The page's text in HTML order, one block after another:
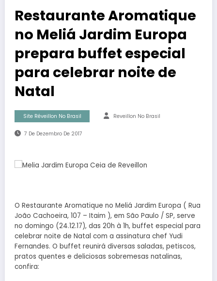
Restaurante Aromatique
no Meliá Jardim Europa
prepara buffet especial
para celebrar noite de
Natal
Site Réveillon No Brasil Reveillon No Brasil
7 De Dezembro De 2017
O Restaurante Aromatique no Meliá Jardim Europa ( Rua
João Cachoeira, 107 – Itaim ), em São Paulo / SP, serve
no domingo (24.12.17), das 20h à 1h, buffet especial para
celebrar noite de Natal com a assinatura chef Yudi
Fernandes. O buffet reunirá diversas saladas, petiscos,
pratos quentes e deliciosas sobremesas natalinas,
confira: